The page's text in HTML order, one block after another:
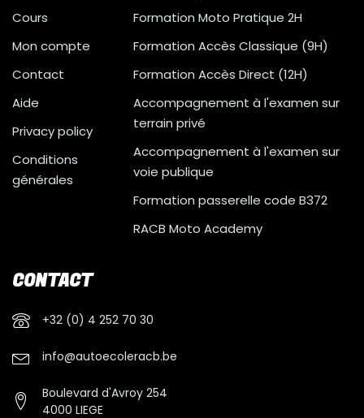
Cours
Mon compte
Contact
Aide
Privacy policy
Conditions
générales
Formation Moto Pratique 2H
Formation Accès Classique (9H)
Formation Accès Direct (12H)
Accompagnement à l'examen sur
terrain privé
Accompagnement à l'examen sur
voie publique
Formation passerelle code B372
RACB Moto Academy
CONTACT
+32 (0) 4 252 70 30
info@autoecoleracb.be
Boulevard d'Avroy 254
4000 LIEGE